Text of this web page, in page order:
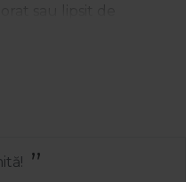
intensa si forta din